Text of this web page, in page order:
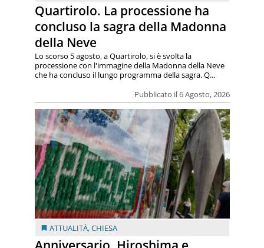
Quartirolo. La processione ha
concluso la sagra della Madonna
della Neve
Pubblicato il 6 Agosto, 2026
Lo scorso 5 agosto, a Quartirolo, si è svolta la
processione con l'immagine della Madonna della Neve
che ha concluso il lungo programma della sagra. Q...
ATTUALITÀ,CHIESA